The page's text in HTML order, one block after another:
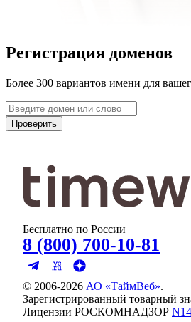
Регистрация доменов
Более 300 вариантов имени для
Проверить
Бесплатно по России
8 (800) 700-10-81
© 2006-2026 АО «ТаймВеб».
Зарегистрированный товарный
Лицензии РОСКОМНАДЗОР